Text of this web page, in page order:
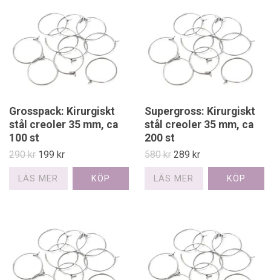
Grosspack: Kirurgiskt
stål creoler 35 mm, ca
100 st
290 kr 199 kr
LÄS MER
Supergross: Kirurgiskt
stål creoler 35 mm, ca
200 st
580 kr 289 kr
LÄS MER